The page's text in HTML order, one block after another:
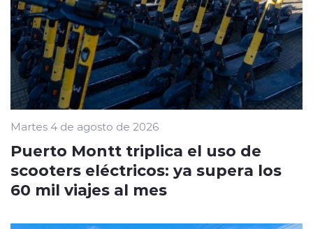
Martes 4 de agosto de 2026
Puerto Montt triplica el uso de
scooters eléctricos: ya supera los
60 mil viajes al mes